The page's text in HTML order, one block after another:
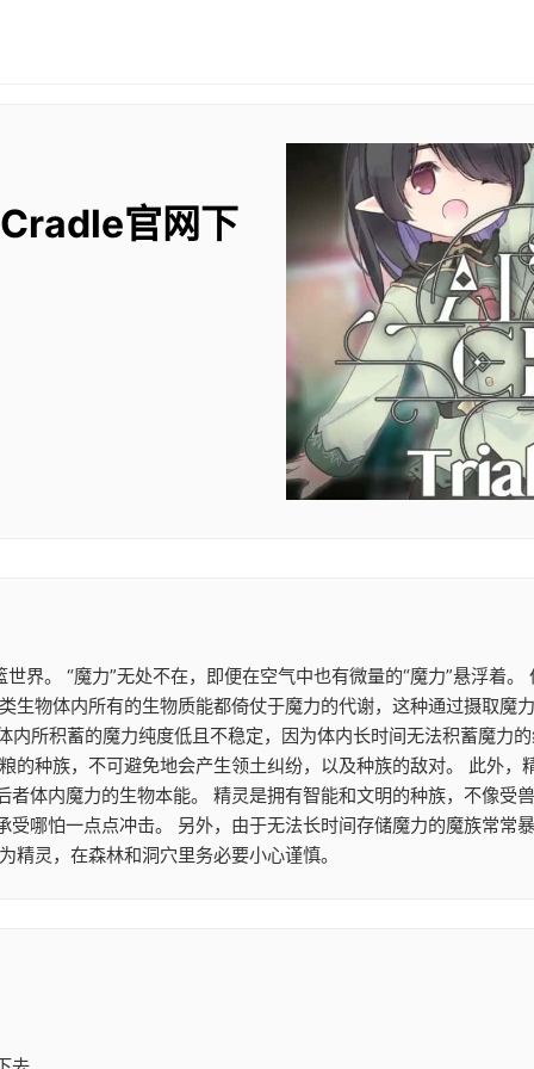
官网下
界。 “魔力”无处不在，即便在空气中也有微量的“魔力”悬浮着
生物体内所有的生物质能都倚仗于魔力的代谢，这种通过摄取魔
内所积蓄的魔力纯度低且不稳定，因为体内长时间无法积蓄魔力
的种族，不可避免地会产生领土纠纷，以及种族的敌对。 此外
体内魔力的生物本能。 精灵是拥有智能和文明的种族，不像受
哪怕一点点冲击。 另外，由于无法长时间存储魔力的魔族常常
灵，在森林和洞穴里务必要小心谨慎。